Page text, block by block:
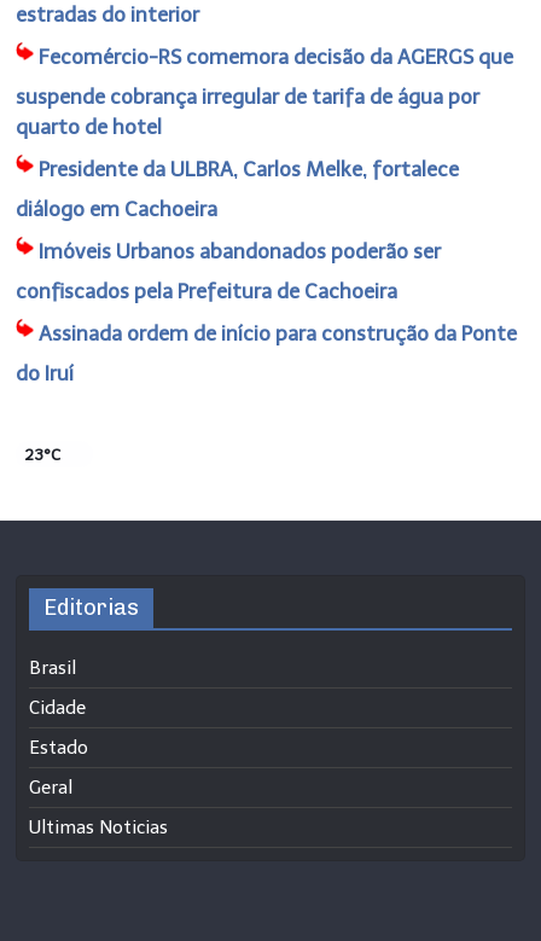
estradas do interior
Fecomércio-RS comemora decisão da AGERGS que
suspende cobrança irregular de tarifa de água por
quarto de hotel
Presidente da ULBRA, Carlos Melke, fortalece
diálogo em Cachoeira
Imóveis Urbanos abandonados poderão ser
confiscados pela Prefeitura de Cachoeira
Assinada ordem de início para construção da Ponte
do Iruí
23°C
Editorias
Brasil
Cidade
Estado
Geral
Ultimas Noticias